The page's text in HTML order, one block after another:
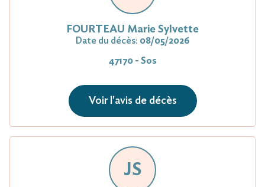
FOURTEAU Marie Sylvette
Date du décès: 08/05/2026
47170 - Sos
Voir l'avis de décès
JS